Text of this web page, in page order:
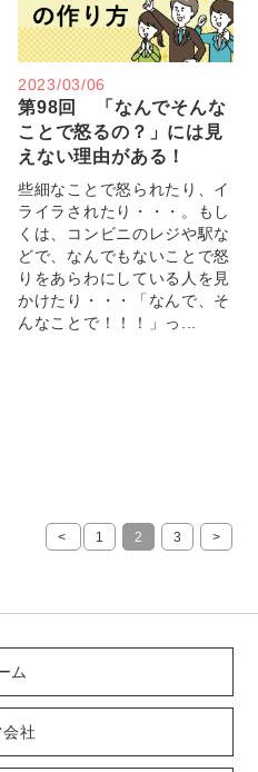
2023/03/06
第98回 「なんでそんな
ことで怒るの？」には見
えない理由がある！
些細なことで怒られたり、イ
ライラされたり・・・。もし
くは、コンビニのレジや駅な
どで、なんでもないことで怒
りをあらわにしている人を見
かけたり・・・「なんで、そ
んなことで！！！」っ...
< 1 2 3 >
ム
社